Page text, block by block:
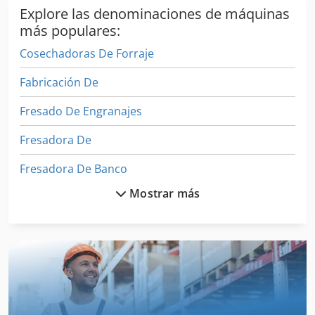
Explore las denominaciones de máquinas
más populares:
Cosechadoras De Forraje
Fabricación De
Fresado De Engranajes
Fresadora De
Fresadora De Banco
Fresadora De Borde
Fresadora De Madera
Fresadora De Mano
Mostrar más